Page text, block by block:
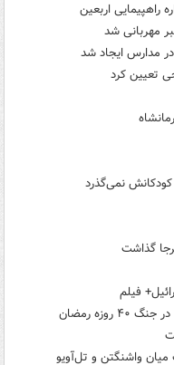
راهپیمایی اربعین
مهربانی شد
تعیین کرد
نمی‌گذرد
فیلم
رمضان
میان واشنگتن و تل‌آویو